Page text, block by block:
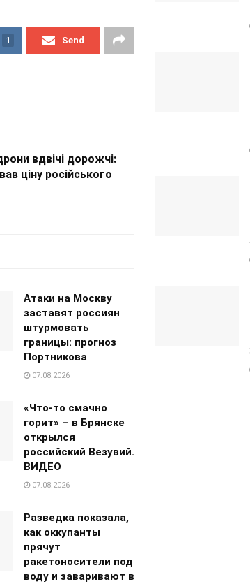
1 Send
вдвічі дорожчі:
ціну російського
Атаки на Москву
заставят россиян
штурмовать
границы: прогноз
Портникова
07.08.2026
«Что-то смачно
горит» – в Брянске
открылся
российский Везувий.
ВИДЕО
07.08.2026
Разведка показала,
как оккупанты
прячут
ракетоносители под
воду и заваривают в